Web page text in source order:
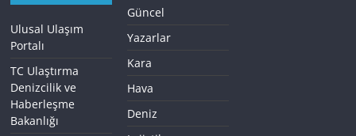
Ulusal Ulaşım
Portalı
TC Ulaştırma
Denizcilik ve
Haberleşme
Bakanlığı
Güncel
Yazarlar
Kara
Hava
Deniz